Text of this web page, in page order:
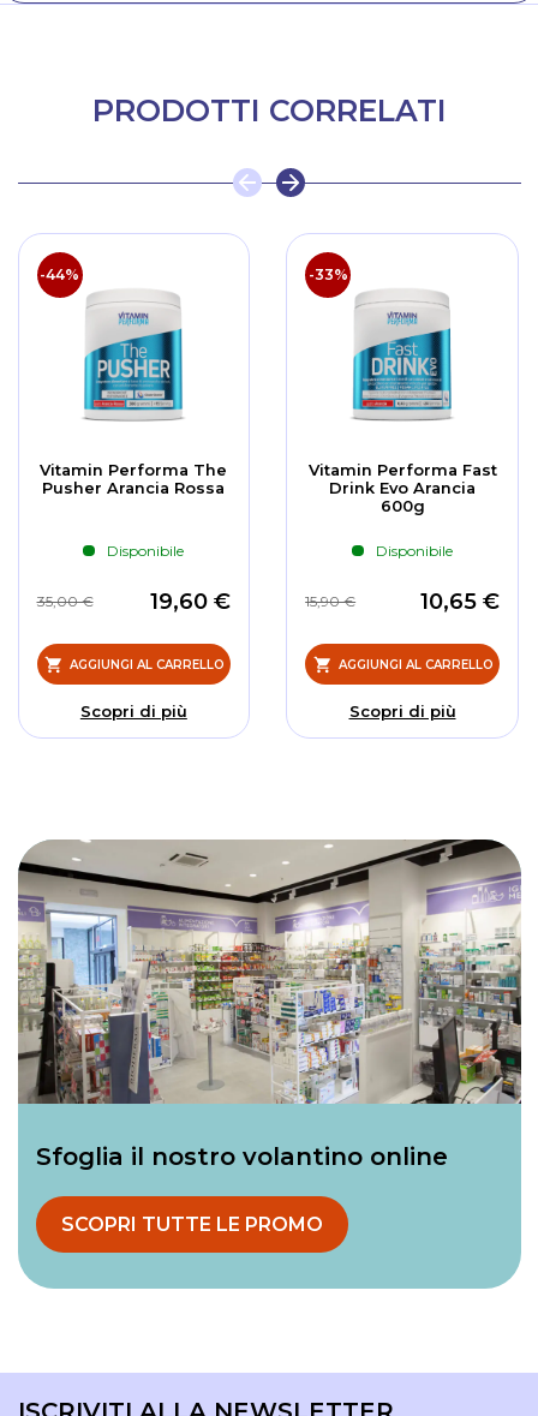
PRODOTTI CORRELATI
-44%
Vitamin Performa The
Pusher Arancia Rossa
Disponibile
19,60 €
35,00 €
AGGIUNGI AL CARRELLO
Scopri di più
-33%
Vitamin Performa Fast
Drink Evo Arancia
600g
Disponibile
10,65 €
15,90 €
AGGIUNGI AL CARRELLO
Scopri di più
Sfoglia il nostro volantino online
SCOPRI TUTTE LE PROMO